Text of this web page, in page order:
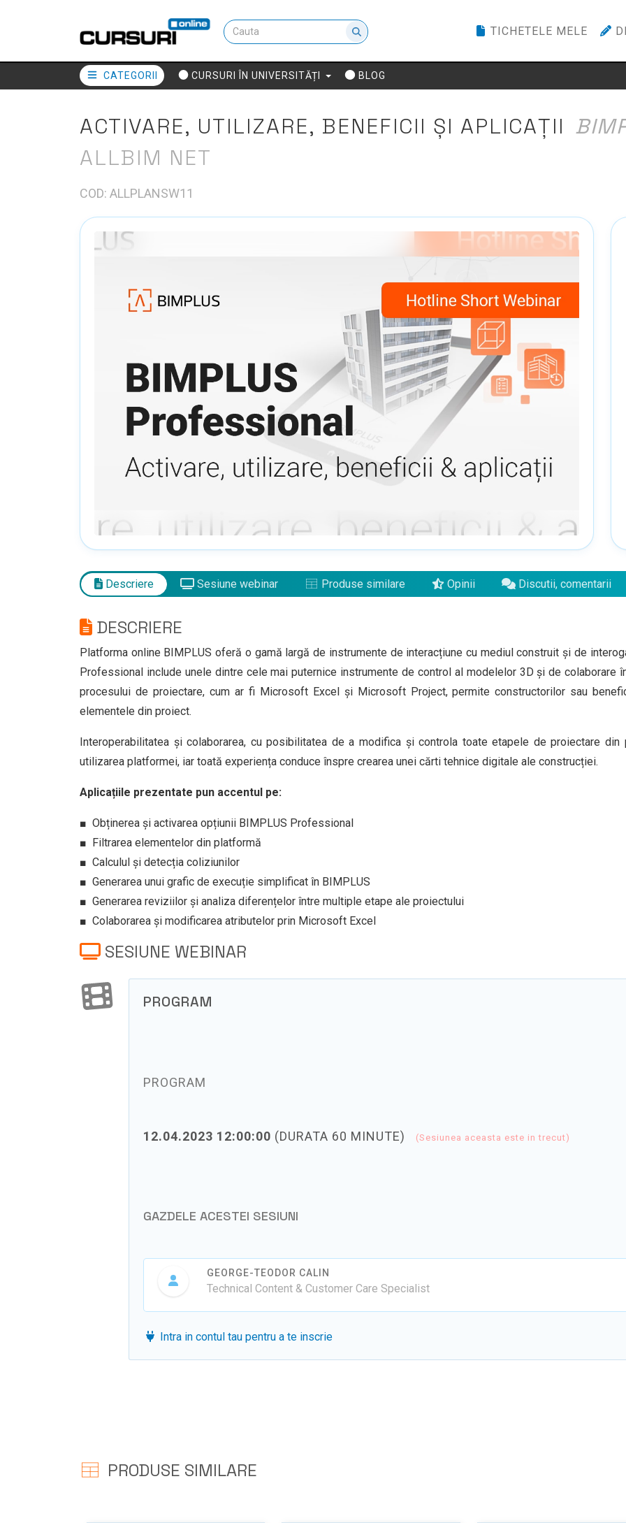
TICHETELE MELE
CATEGORII CURSURI ÎN UNIVERSITĂȚI BLOG
ACTIVARE, UTILIZARE, BENEFICII ȘI APLICAȚII
ALLBIM NET
COD: ALLPLANSW11
Descriere Sesiune webinar Produse similare Opinii Discutii, comentarii
DESCRIERE
Platforma online BIMPLUS oferă o gamă largă de instrumente de interacțiune cu mediul construit și de
Professional include unele dintre cele mai puternice instrumente de control al modelelor 3D și de colaborare
procesului de proiectare, cum ar fi Microsoft Excel și Microsoft Project, permite constructorilor sau
elementele din proiect.
Interoperabilitatea și colaborarea, cu posibilitatea de a modifica și controla toate etapele de proiectare
utilizarea platformei, iar toată experiența conduce înspre crearea unei cărti tehnice digitale ale construcției.
Aplicațiile prezentate pun accentul pe:
■ Obținerea și activarea opțiunii BIMPLUS Professional
■ Filtrarea elementelor din platformă
■ Calculul și detecția coliziunilor
■ Generarea unui grafic de execuție simplificat în BIMPLUS
■ Generarea reviziilor și analiza diferențelor între multiple etape ale proiectului
■ Colaborarea și modificarea atributelor prin Microsoft Excel
SESIUNE WEBINAR
PROGRAM
PROGRAM
12.04.2023 12:00:00 (DURATA 60 MINUTE) (Sesiunea aceasta este in trecut)
GAZDELE ACESTEI SESIUNI
GEORGE-TEODOR CALIN
Technical Content & Customer Care Specialist
Intra in contul tau pentru a te inscrie
PRODUSE SIMILARE